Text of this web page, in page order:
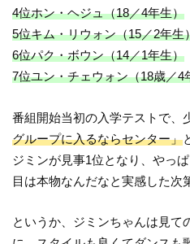
4位ホン・ヘジュ（18／4年生）
5位キム・リウォン（15／2年生
6位パク・ボウン（14／1年生）
7位ユン・チェウォン（18歳／4
番組開始当初の入学テストで、
グループに入るならセンター」
ジミンが見事1位となり、やっ
目は本物なんだなと実感した次
というか、ジミンちゃんは見て